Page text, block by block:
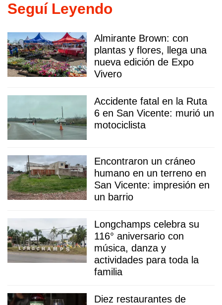
Seguí Leyendo
Almirante Brown: con
plantas y flores, llega una
nueva edición de Expo
Vivero
Accidente fatal en la Ruta
6 en San Vicente: murió un
motociclista
Encontraron un cráneo
humano en un terreno en
San Vicente: impresión en
un barrio
Longchamps celebra su
116° aniversario con
música, danza y
actividades para toda la
familia
Diez restaurantes de